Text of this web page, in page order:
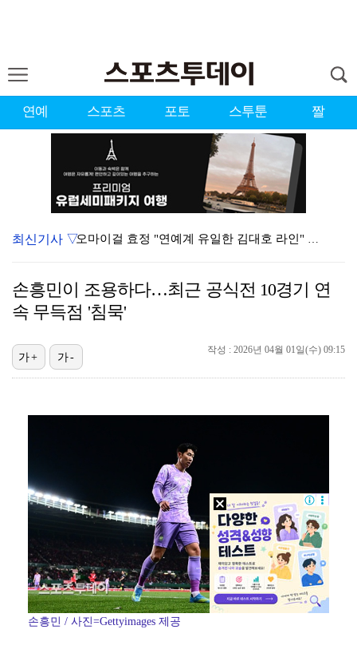
연예 스포츠 포토 스투툰 짤
오마이걸 효정 "연예계 유일한 김대호 라인" 선언…멤버…
[ST포토] 더울 때 만나는 아이스쇼
서장훈 감독 "내 능력 부족" 자책하게 만든 펜타곤과의…
[ST포토] 차준환 안무 참여로 높아진 퀄리티
[ST포토] 김예림, 금발 미녀
[ST포토] 마서영, 컨디션 최고
[ST포토] 김새로미, 방향이 좋다
최신기사 ▽
손흥민이 조용하다…최근 공식전 10경기 연
속 무득점 '침묵'
작성 : 2026년 04월 01일(수) 09:15
가+ 가-
손흥민 / 사진=Gettyimages 제공